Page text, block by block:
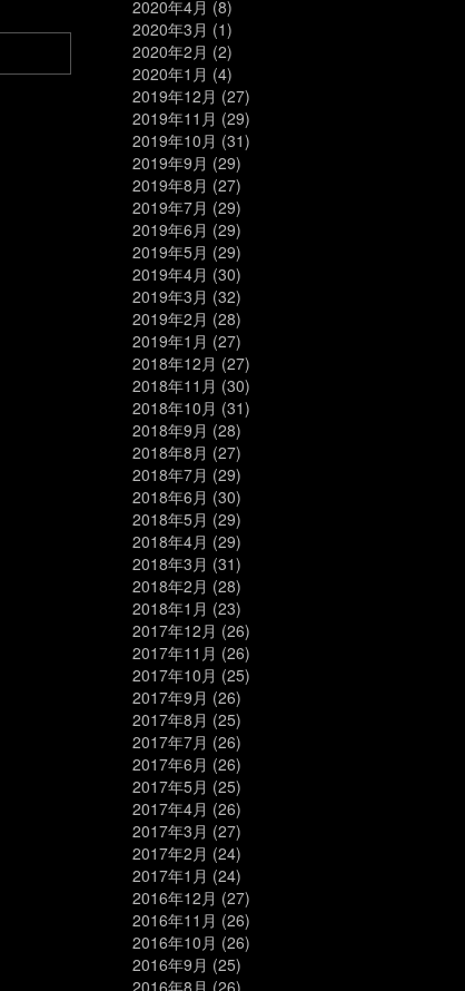
2020年4月 (8)
2020年3月 (1)
2020年2月 (2)
2020年1月 (4)
2019年12月 (27)
2019年11月 (29)
2019年10月 (31)
2019年9月 (29)
2019年8月 (27)
2019年7月 (29)
2019年6月 (29)
2019年5月 (29)
2019年4月 (30)
2019年3月 (32)
2019年2月 (28)
2019年1月 (27)
2018年12月 (27)
2018年11月 (30)
2018年10月 (31)
2018年9月 (28)
2018年8月 (27)
2018年7月 (29)
2018年6月 (30)
2018年5月 (29)
2018年4月 (29)
2018年3月 (31)
2018年2月 (28)
2018年1月 (23)
2017年12月 (26)
2017年11月 (26)
2017年10月 (25)
2017年9月 (26)
2017年8月 (25)
2017年7月 (26)
2017年6月 (26)
2017年5月 (25)
2017年4月 (26)
2017年3月 (27)
2017年2月 (24)
2017年1月 (24)
2016年12月 (27)
2016年11月 (26)
2016年10月 (26)
2016年9月 (25)
2016年8月 (26)